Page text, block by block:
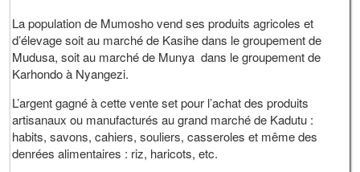
La population de Mumosho vend ses produits agricoles et
d’élevage soit au marché de Kasihe dans le groupement de
Mudusa, soit au marché de Munya dans le groupement de
Karhondo à Nyangezi.
L’argent gagné à cette vente set pour l’achat des produits
artisanaux ou manufacturés au grand marché de Kadutu :
habits, savons, cahiers, souliers, casseroles et même des
denrées alimentaires : riz, haricots, etc.